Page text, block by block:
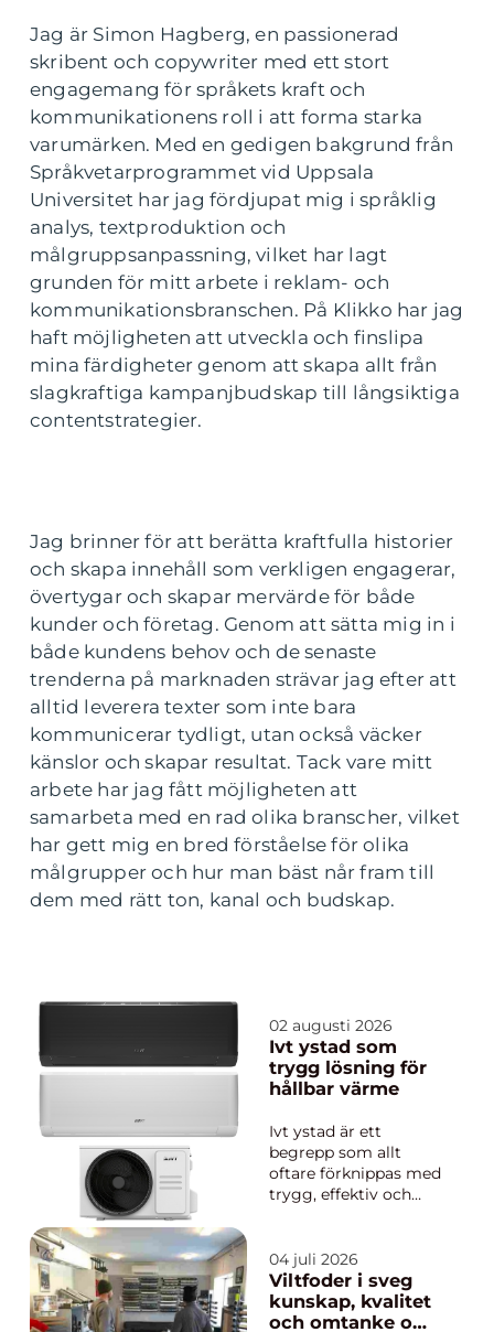
Jag är Simon Hagberg, en passionerad
skribent och copywriter med ett stort
engagemang för språkets kraft och
kommunikationens roll i att forma starka
varumärken. Med en gedigen bakgrund från
Språkvetarprogrammet vid Uppsala
Universitet har jag fördjupat mig i språklig
analys, textproduktion och
målgruppsanpassning, vilket har lagt
grunden för mitt arbete i reklam- och
kommunikationsbranschen. På Klikko har jag
haft möjligheten att utveckla och finslipa
mina färdigheter genom att skapa allt från
slagkraftiga kampanjbudskap till långsiktiga
contentstrategier.
Jag brinner för att berätta kraftfulla historier
och skapa innehåll som verkligen engagerar,
övertygar och skapar mervärde för både
kunder och företag. Genom att sätta mig in i
både kundens behov och de senaste
trenderna på marknaden strävar jag efter att
alltid leverera texter som inte bara
kommunicerar tydligt, utan också väcker
känslor och skapar resultat. Tack vare mitt
arbete har jag fått möjligheten att
samarbeta med en rad olika branscher, vilket
har gett mig en bred förståelse för olika
målgrupper och hur man bäst når fram till
dem med rätt ton, kanal och budskap.
02 augusti 2026
Ivt ystad som
trygg lösning för
hållbar värme
Ivt ystad är ett
begrepp som allt
oftare förknippas med
trygg, effektiv och
husägare söker efter
smarta sätt att sänka
energikostnader
samtidigt som
04 juli 2026
Viltfoder i sveg
kunskap, kvalitet
och omtanke om